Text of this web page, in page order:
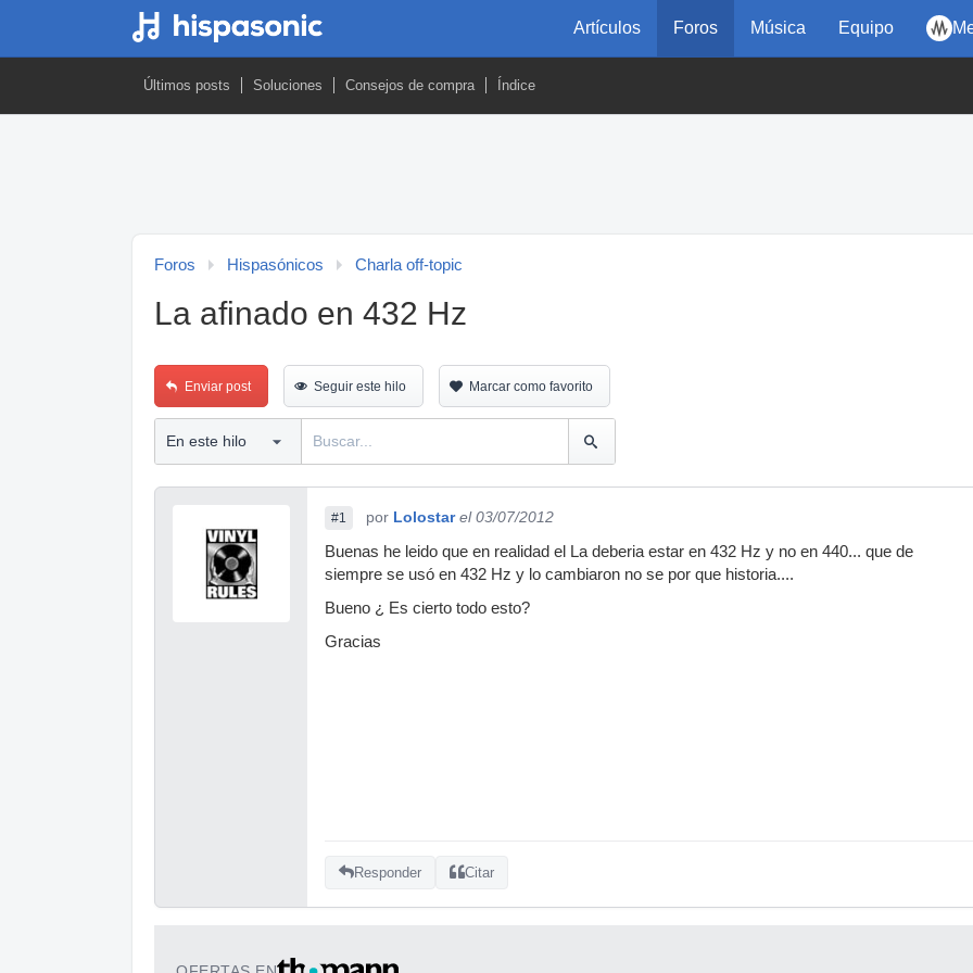
Artículos Foros Música Equipo
Últimos posts Soluciones Consejos de compra Índice
Foros Hispasónicos Charla off-topic
La afinado en 432 Hz
Enviar post Seguir este hilo Marcar como favorito
#1 por Lolostar el 03/07/2012
Buenas he leido que en realidad el La deberia estar en 432 Hz y no en 440... que de
siempre se usó en 432 Hz y lo cambiaron no se por que historia....
Bueno ¿ Es cierto todo esto?
Gracias
Responder Citar